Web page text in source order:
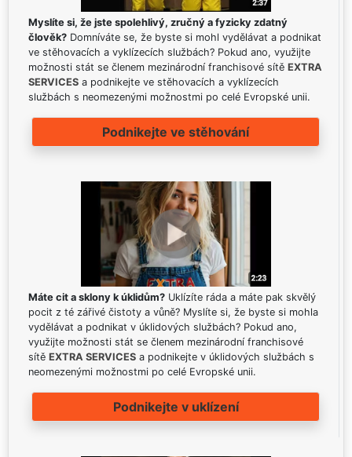
Myslíte si, že jste spolehlivý, zručný a fyzicky zdatný
člověk? Domníváte se, že byste si mohl vydělávat a podnikat
ve stěhovacích a vyklízecích službách? Pokud ano, využijte
možnosti stát se členem mezinárodní franchisové sítě EXTRA
SERVICES a podnikejte ve stěhovacích a vyklízecích
službách s neomezenými možnostmi po celé Evropské unii.
Podnikejte ve stěhování
Máte cit a sklony k úklidům? Uklízíte ráda a máte pak skvělý
pocit z té zářivé čistoty a vůně? Myslíte si, že byste si mohla
vydělávat a podnikat v úklidových službách? Pokud ano,
využijte možnosti stát se členem mezinárodní franchisové
sítě EXTRA SERVICES a podnikejte v úklidových službách s
neomezenými možnostmi po celé Evropské unii.
Podnikejte v uklízení